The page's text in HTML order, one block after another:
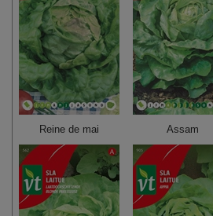
Reine de mai Assam